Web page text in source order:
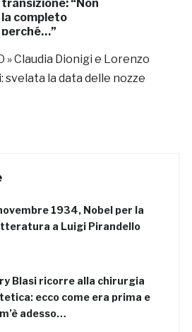
transizione: “Non
la completo
perché…”
»Claudia Dionigi e Lorenzo
svelata la data delle nozze
1934, Nobel per la
a Luigi Pirandello
Blasi ricorre alla chirurgia
ecco come era prima e
adesso…